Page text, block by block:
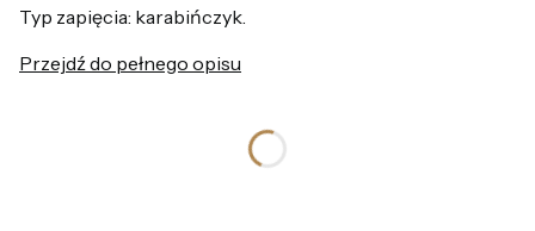
Typ zapięcia: karabińczyk.
Przejdź do pełnego opisu